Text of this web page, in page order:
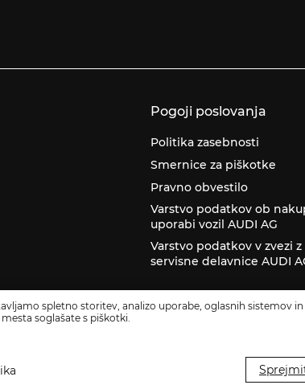
Pogoji poslovanja
Politika zasebnosti
Smernice za piškotke
Pravno obvestilo
Varstvo podatkov ob
uporabi vozil AUDI AG
Varstvo podatkov v zvezi
servisne delavnice AUDI
Glavna dejavnost: Trgovina na drobno z motornimi
spletno storitev, analizo uporabe, oglasnih sistemov
soglašate s piškotki.